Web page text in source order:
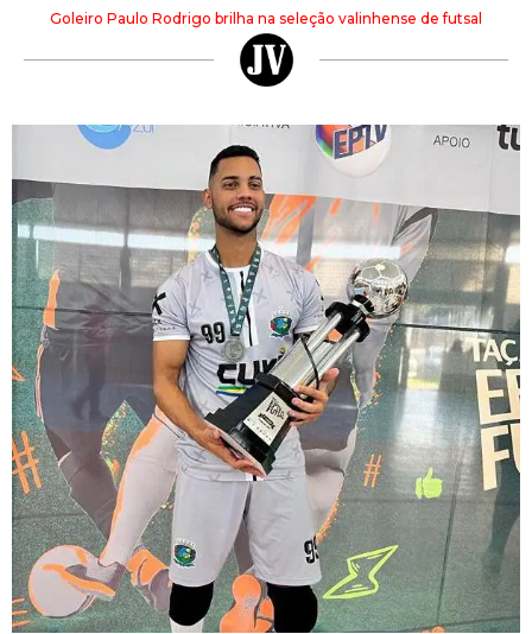
Goleiro Paulo Rodrigo brilha na seleção valinhense de futsal